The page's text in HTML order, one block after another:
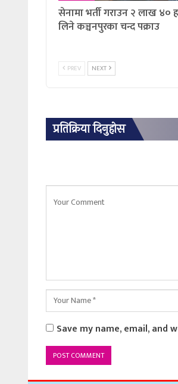
सेनामा भर्ती गराउन २ लाख ४०
लिने कञ्चनपुरका चन्द पक्राउ
PREV NEXT
प्रतिक्रिया दिनुहोस
Save my name, email,